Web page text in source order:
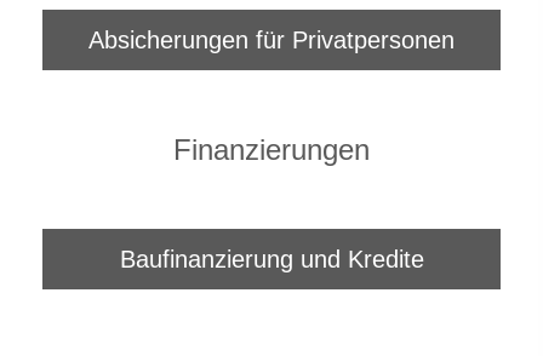
Absicherungen für Privatpersonen
Finanzierungen
Baufinanzierung und Kredite